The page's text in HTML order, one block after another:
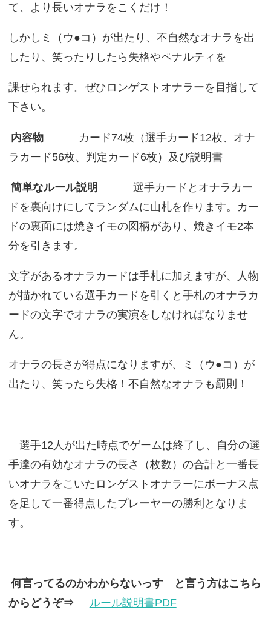
て、より長いオナラをこくだけ！
しかしミ（ウ●コ）が出たり、不自然なオナラを出
したり、笑ったりしたら失格やペナルティを
課せられます。ぜひロンゲストオナラーを目指して
下さい。
内容物
カード74枚（選手カード12枚、オナ
ラカード56枚、判定カード6枚）及び説明書
簡単なルール説明
選手カードとオナラカー
ドを裏向けにしてランダムに山札を作ります。カー
ドの裏面には焼きイモの図柄があり、焼きイモ2本
分を引きます。
文字があるオナラカードは手札に加えますが、人物
が描かれている選手カードを引くと手札のオナラカ
ードの文字でオナラの実演をしなければなりませ
ん。
オナラの長さが得点になりますが、ミ（ウ●コ）が
出たり、笑ったら失格！不自然なオナラも罰則！
選手12人が出た時点でゲームは終了し、自分の選
手達の有効なオナラの長さ（枚数）の合計と一番長
いオナラをこいたロンゲストオナラーにボーナス点
を足して一番得点したプレーヤーの勝利となりま
す。
何言ってるのかわからないっす と言う方はこちら
からどうぞ⇒
ルール説明書PDF